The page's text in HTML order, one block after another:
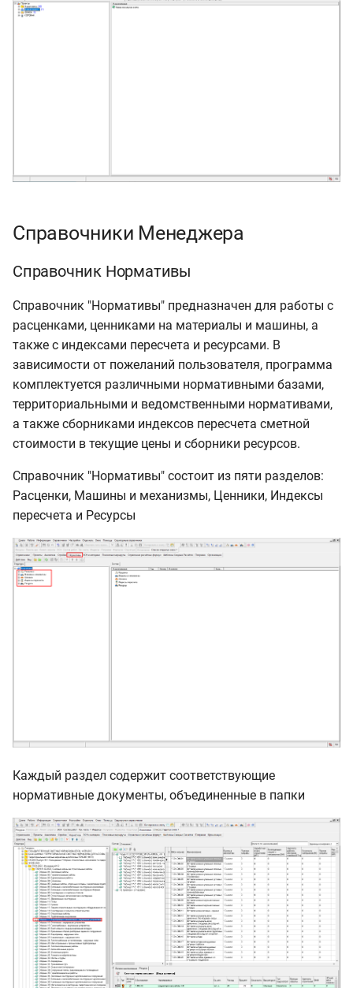
Справочники Менеджера
Справочник Нормативы
Справочник "Нормативы" предназначен для работы с
расценками, ценниками на материалы и машины, а
также с индексами пересчета и ресурсами. В
зависимости от пожеланий пользователя, программа
комплектуется различными нормативными базами,
территориальными и ведомственными нормативами,
а также сборниками индексов пересчета сметной
стоимости в текущие цены и сборники ресурсов.
Справочник "Нормативы" состоит из пяти разделов:
Расценки, Машины и механизмы, Ценники, Индексы
пересчета и Ресурсы
Каждый раздел содержит соответствующие
нормативные документы, объединенные в папки